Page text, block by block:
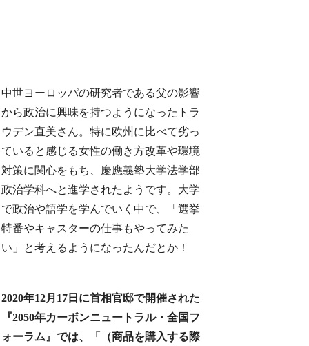
中世ヨーロッパの研究者である父の影響
から政治に興味を持つようになったトラ
ウデン直美さん。特に欧州に比べて劣っ
ていると感じる女性の働き方改革や環境
対策に関心をもち、慶應義塾大学法学部
政治学科へと進学されたようです。大学
で政治や語学を学んでいく中で、「選挙
特番やキャスターの仕事もやってみた
い」と考えるようになったんだとか！
2020年12月17日に首相官邸で開催された
『2050年カーボンニュートラル・全国フ
ォーラム』では、「（商品を購入する際